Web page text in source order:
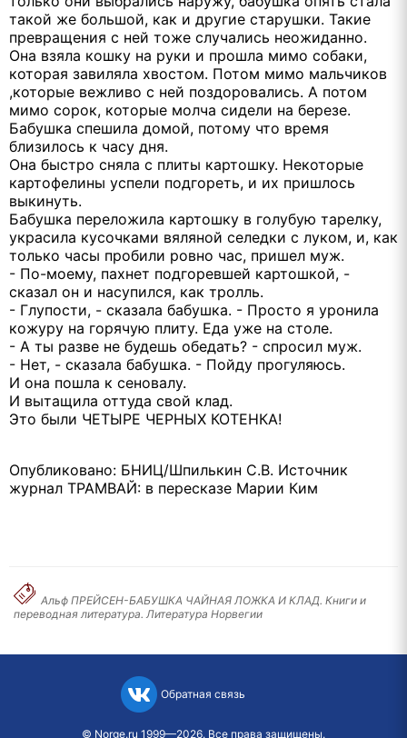
такой же большой, как и другие старушки. Такие
превращения с ней тоже случались неожиданно.
Она взяла кошку на руки и прошла мимо собаки,
которая завиляла хвостом. Потом мимо мальчиков
,которые вежливо с ней поздоровались. А потом
мимо сорок, которые молча сидели на березе.
Бабушка спешила домой, потому что время
близилось к часу дня.
Она быстро сняла с плиты картошку. Некоторые
картофелины успели подгореть, и их пришлось
выкинуть.
Бабушка переложила картошку в голубую тарелку,
украсила кусочками вяляной селедки с луком, и, как
только часы пробили ровно час, пришел муж.
- По-моему, пахнет подгоревшей картошкой, -
сказал он и насупился, как тролль.
- Глупости, - сказала бабушка. - Просто я уронила
кожуру на горячую плиту. Еда уже на столе.
- А ты разве не будешь обедать? - спросил муж.
- Нет, - сказала бабушка. - Пойду прогуляюсь.
И она пошла к сеновалу.
И вытащила оттуда свой клад.
Это были ЧЕТЫРЕ ЧЕРНЫХ КОТЕНКА!
Опубликовано: БНИЦ/Шпилькин С.В. Источник
журнал ТРАМВАЙ: в пересказе Марии Ким
Альф ПРЕЙСЕН-БАБУШКА ЧАЙНАЯ ЛОЖКА И КЛАД. Книги и
переводная литература. Литература Норвегии
Обратная связь
© Norge.ru 1999—2026. Все права защищены.